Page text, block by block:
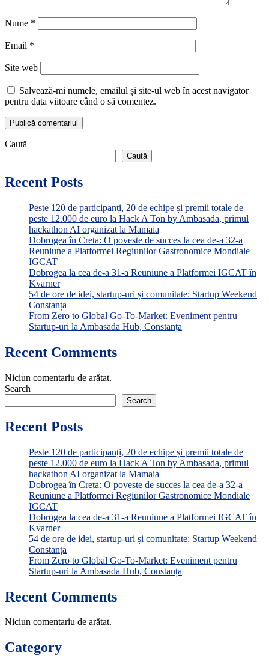
Nume *
Email *
Site web
Salvează-mi numele, emailul și site-ul web în acest navigator
pentru data viitoare când o să comentez.
Caută
Caută
Recent Posts
Peste 120 de participanți, 20 de echipe și premii totale de
peste 12.000 de euro la Hack A Ton by Ambasada, primul
hackathon AI organizat la Mamaia
Dobrogea în Creta: O poveste de succes la cea de-a 32-a
Reuniune a Platformei Regiunilor Gastronomice Mondiale
IGCAT
Dobrogea la cea de-a 31-a Reuniune a Platformei IGCAT în
Kvarner
54 de ore de idei, startup-uri și comunitate: Startup Weekend
Constanța
From Zero to Global Go-To-Market: Eveniment pentru
Startup-uri la Ambasada Hub, Constanța
Recent Comments
Niciun comentariu de arătat.
Search
Search
Recent Posts
Peste 120 de participanți, 20 de echipe și premii totale de
peste 12.000 de euro la Hack A Ton by Ambasada, primul
hackathon AI organizat la Mamaia
Dobrogea în Creta: O poveste de succes la cea de-a 32-a
Reuniune a Platformei Regiunilor Gastronomice Mondiale
IGCAT
Dobrogea la cea de-a 31-a Reuniune a Platformei IGCAT în
Kvarner
54 de ore de idei, startup-uri și comunitate: Startup Weekend
Constanța
From Zero to Global Go-To-Market: Eveniment pentru
Startup-uri la Ambasada Hub, Constanța
Recent Comments
Niciun comentariu de arătat.
Category